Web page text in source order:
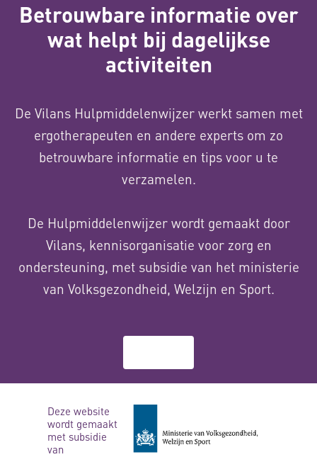
Betrouwbare informatie over
wat helpt bij dagelijkse
activiteiten
De Vilans Hulpmiddelenwijzer werkt samen met
ergotherapeuten en andere experts om zo
betrouwbare informatie en tips voor u te
verzamelen.
De Hulpmiddelenwijzer wordt gemaakt door
Vilans, kennisorganisatie voor zorg en
ondersteuning, met subsidie van het ministerie
van Volksgezondheid, Welzijn en Sport.
Deze website
wordt gemaakt
met subsidie
van